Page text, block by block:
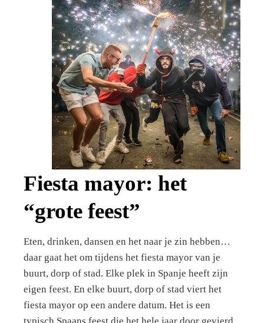
Fiesta mayor: het
“grote feest”
Eten, drinken, dansen en het naar je zin hebben…
daar gaat het om tijdens het fiesta mayor van je
buurt, dorp of stad. Elke plek in Spanje heeft zijn
eigen feest. En elke buurt, dorp of stad viert het
fiesta mayor op een andere datum. Het is een